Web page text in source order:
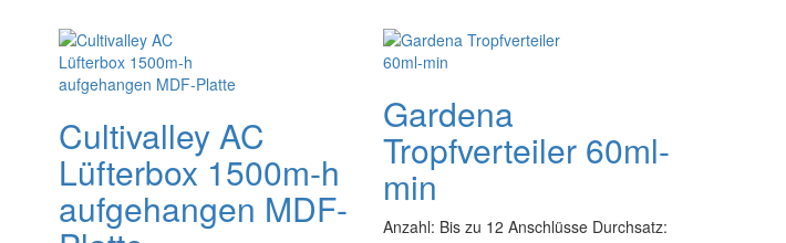
Cultivalley AC
Lüfterbox 1500m-h
aufgehangen MDF-
Gardena
Tropfverteiler 60ml-
min
Anzahl: Bis zu 12 Anschlüsse Durchsatz: